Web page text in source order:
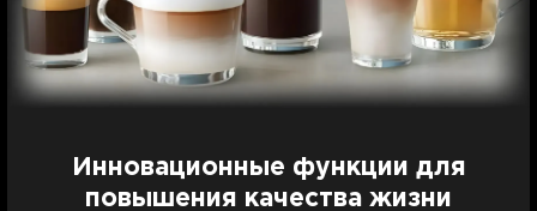
Инновационные функции для
повышения качества жизни